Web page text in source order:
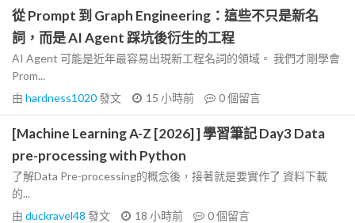
從 Prompt 到 Graph Engineering：這些不只是新名
詞，而是 AI Agent 踩坑後衍生的工程
AI Agent 可能是近年最容易出現新工程名詞的領域。 我們才剛學會
Prom...
由 hardness1020發文 15 小時前 0個留言
[Machine Learning A-Z [2026] ] 學習筆記 Day3 Data
pre-processing with Python
了解Data Pre-processing的概念後，接著就是要實作了 資料下載
的...
由 duckravel48 發文 18 小時前 0個留言